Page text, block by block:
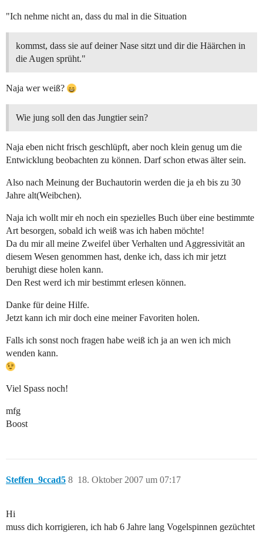
"Ich nehme nicht an, dass du mal in die Situation
kommst, dass sie auf deiner Nase sitzt und dir die Häärchen in
die Augen sprüht."
Naja wer weiß?
Wie jung soll den das Jungtier sein?
Naja eben nicht frisch geschlüpft, aber noch klein genug um die
Entwicklung beobachten zu können. Darf schon etwas älter sein.
Also nach Meinung der Buchautorin werden die ja eh bis zu 30
Jahre alt(Weibchen).
Naja ich wollt mir eh noch ein spezielles Buch über eine bestimmte
Art besorgen, sobald ich weiß was ich haben möchte!
Da du mir all meine Zweifel über Verhalten und Aggressivität an
diesem Wesen genommen hast, denke ich, dass ich mir jetzt
beruhigt diese holen kann.
Den Rest werd ich mir bestimmt erlesen können.
Danke für deine Hilfe.
Jetzt kann ich mir doch eine meiner Favoriten holen.
Falls ich sonst noch fragen habe weiß ich ja an wen ich mich
wenden kann.
Viel Spass noch!
mfg
Boost
Steffen_9ccad5 18. Oktober 2007 um 07:17
8
Hi
muss dich korrigieren, ich hab 6 Jahre lang Vogelspinnen gezüchtet